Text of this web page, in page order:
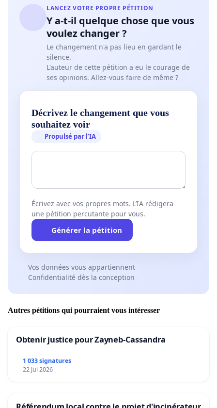
LANCEZ VOTRE PROPRE PÉTITION
Y a-t-il quelque chose que vous
voulez changer ?
Le changement n'a pas lieu en gardant le
silence.
L'auteur de cette pétition a eu le courage de
ses opinions. Allez-vous faire de même ?
Décrivez le changement que vous
souhaitez voir
Propulsé par l’IA
Écrivez avec vos propres mots. L’IA rédigera
une pétition percutante pour vous.
Générer la pétition
Vos données vous appartiennent
Confidentialité dès la conception
Autres pétitions qui pourraient vous intéresser
Obtenir justice pour Zayneb-Cassandra
1 033 signatures
22 Jul 2026